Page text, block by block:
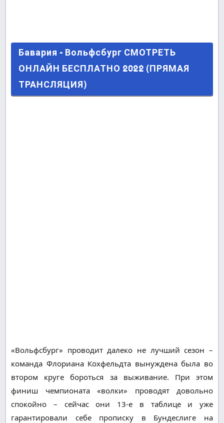
Бавария - Вольфсбург СМОТРЕТЬ ОНЛАЙН
БЕСПЛАТНО 2022 (ПРЯМАЯ ТРАНСЛЯЦИЯ)
Последние сообщения
Бавария - Вольфсбург СМОТРЕТЬ
ОНЛАЙН БЕСПЛАТНО 2022 (ПРЯМАЯ
ТРАНСЛЯЦИЯ)
«Вольфсбург» проводит далеко не лучший сезон –
команда Флориана Кохфельдта вынуждена была во
втором круге бороться за выживание. При этом
финиш чемпионата «волки» проводят довольно
спокойно – сейчас они 13-е в таблице и уже
гарантировали себе прописку в Бундеслиге на